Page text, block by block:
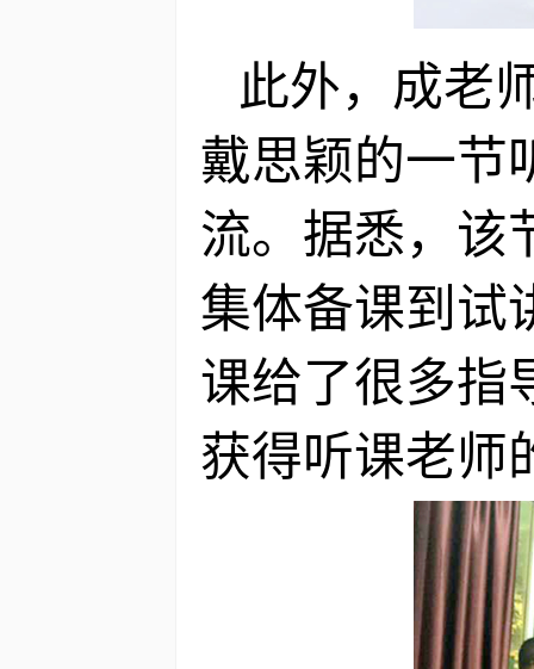
此外，成老
戴思颖的一节
流。据悉，该
集体备课到试
课给了很多指
获得听课老师